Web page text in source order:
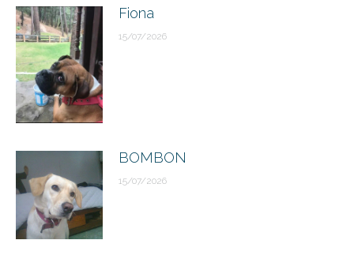
Fiona
15/07/2026
BOMBON
15/07/2026